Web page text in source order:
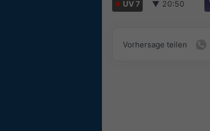
UV 7
▼ 20:50
Vorhersage teilen